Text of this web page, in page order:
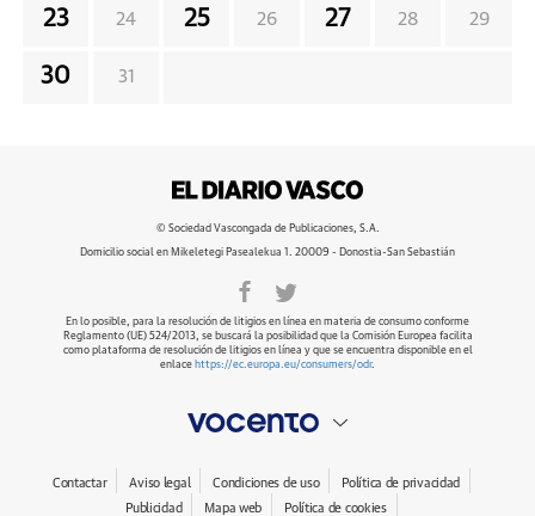
23 24 25 26 27 28 29
30 31
© Sociedad Vascongada de Publicaciones, S.A.
Domicilio social en Mikeletegi Pasealekua 1. 20009 - Donostia-San Sebastián
En lo posible, para la resolución de litigios en línea en materia de consumo conforme
Reglamento (UE) 524/2013, se buscará la posibilidad que la Comisión Europea facilita
como plataforma de resolución de litigios en línea y que se encuentra disponible en el
enlace https://ec.europa.eu/consumers/odr.
Contactar Aviso legal Condiciones de uso
Política de privacidad
Publicidad
Mapa web Política de cookies